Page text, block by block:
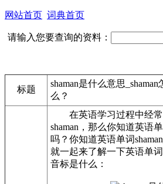
网站首页 词典首页
请输入您要查询的资料：
标题
shaman是什么意思
么？
在英语学习过程中经常
shaman，那么你知道英语
吗？你知道英语单词
就一起来了解一下英语单
音标是什么：